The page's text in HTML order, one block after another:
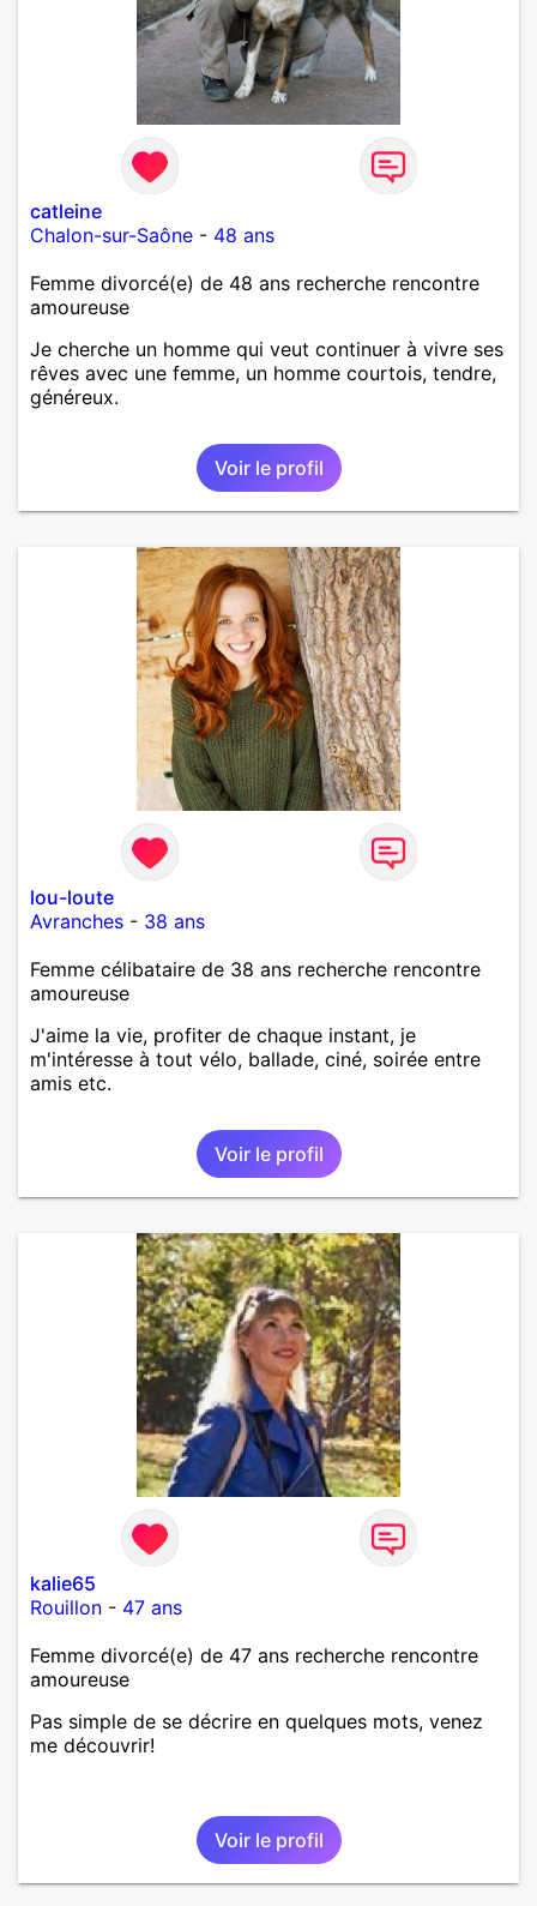
catleine
Chalon-sur-Saône - 48 ans
Femme divorcé(e) de 48 ans recherche rencontre
amoureuse
Je cherche un homme qui veut continuer à vivre ses
rêves avec une femme, un homme courtois, tendre,
généreux.
Voir le profil
lou-loute
Avranches - 38 ans
Femme célibataire de 38 ans recherche rencontre
amoureuse
J'aime la vie, profiter de chaque instant, je
m'intéresse à tout vélo, ballade, ciné, soirée entre
amis etc.
Voir le profil
kalie65
Rouillon - 47 ans
Femme divorcé(e) de 47 ans recherche rencontre
amoureuse
Pas simple de se décrire en quelques mots, venez
me découvrir!
Voir le profil